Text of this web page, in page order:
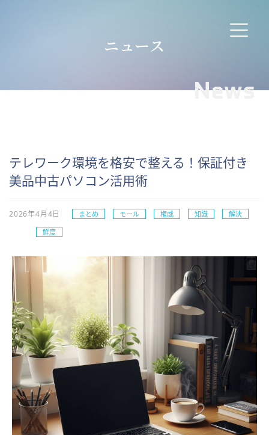
ニュース
News
テレワーク環境を格安で整える！保証付き
美品中古パソコン活用術
2026年4月4日 まとめ モール 権威 知識
解決
鮮度